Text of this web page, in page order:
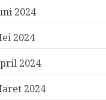
2024
2024
2024
2024